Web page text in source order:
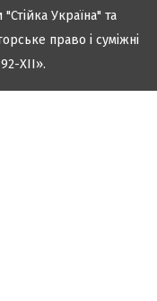
Україна" та
право і суміжні
XII».